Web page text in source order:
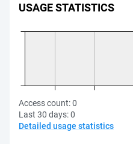
USAGE STATISTICS
Access count:0
Last 30 days:0
Detailed usage statistics